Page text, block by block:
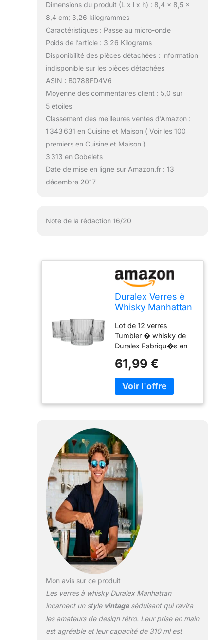
Dimensions du produit (L x l x h) : 8,4 x 8,5 x
8,4 cm; 3,26 kilogrammes
Caractéristiques : Passe au micro-onde
Poids de l’article : 3,26 Kilograms
Disponibilité des pièces détachées : Information
indisponible sur les pièces détachées
ASIN : B0788FD4V6
Moyenne des commentaires client : 5,0 sur
5 étoiles
Classement des meilleures ventes d’Amazon :
1 343 631 en Cuisine et Maison ( Voir les 100
premiers en Cuisine et Maison )
3 313 en Gobelets
Date de mise en ligne sur Amazon.fr : 13
décembre 2017
Note de la rédaction 16/20
Duralex Verres è
Whisky Manhattan
Vintage/Tumbler
Old
Fashioned/Rocks -
310 ML - Lot de 12
Lot de 12 verres
Tumbler � whisky de
Duralex Fabriqu�s en
r�sistance
exceptionnelle aux
changements de
temp�rature.
R�sistants au micro-
Dimensions :
Contenance : 310 ml -
Diam�tre : 84 mm -
Hauteur : 85 mm Un
indispensable pour
tous les amateurs de
whisky. Un style
vintage associ� � une
fabrication intemporelle
Fabriqu� en France
depuis 1945, le verre
Duralex est presque
incassable. Il est
et reste ainsi d�pourvu
de taches et autres
contaminants aussi
longtemps que vous
l'utiliserez
61,99 €
Mon avis sur ce produit
Les verres à whisky Duralex Manhattan
incarnent un style vintageséduisant qui ravira
les amateurs de design rétro. Leur prise en main
est agréable et leur capacité de 310 ml est